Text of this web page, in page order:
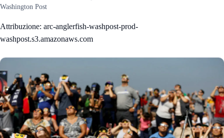
Washington Post
Attribuzione: arc-anglerfish-washpost-prod-
washpost.s3.amazonaws.com